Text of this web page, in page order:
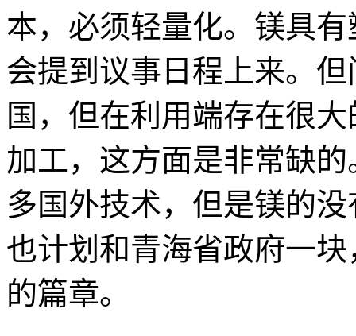
本，必须轻量化。镁具
会提到议事日程上来。
国，但在利用端存在很
加工，这方面是非常缺
多国外技术，但是镁的
也计划和青海省政府一
的篇章。